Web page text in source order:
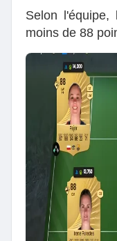
Selon
moins de 88